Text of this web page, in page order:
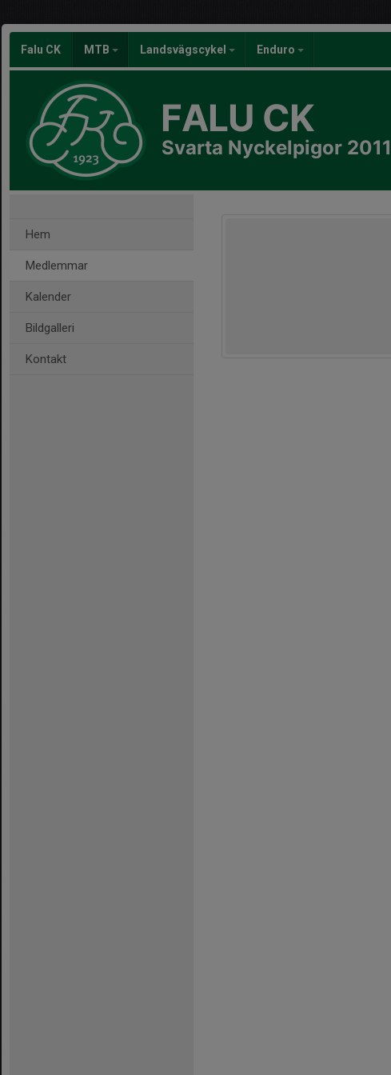
Falu CK MTB Landsvägscykel Enduro
FALU CK
Svarta Nyckelpigor
Hem
Medlemmar
Kalender
Bildgalleri
Kontakt